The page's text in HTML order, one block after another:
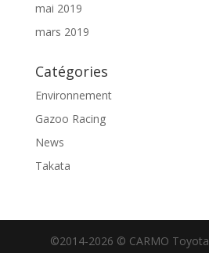
mai 2019
mars 2019
Catégories
Environnement
Gazoo Racing
News
Takata
©2014-2026 © CARMO